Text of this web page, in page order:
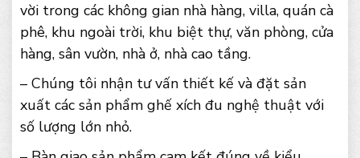
vời trong các không gian nhà hàng, villa, quán cà
phê, khu ngoài trời, khu biệt thự, văn phòng, cửa
hàng, sân vườn, nhà ở, nhà cao tầng.
– Chúng tôi nhận tư vấn thiết kế và đặt sản
xuất các sản phẩm ghế xích đu nghệ thuật với
số lượng lớn nhỏ.